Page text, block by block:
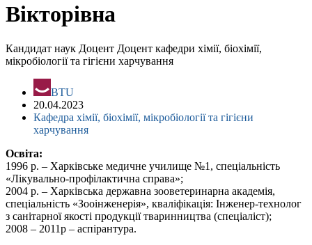
Вікторівна
Кандидат наук Доцент Доцент кафедри хімії, біохімії,
мікробіології та гігієни харчування
BTU
20.04.2023
Кафедра хімії, біохімії, мікробіології та гігієни
харчування
Освіта:
1996 р. – Харківське медичне училище №1, спеціальність
«Лікувально-профілактична справа»;
2004 р. – Харківська державна зооветеринарна академія,
спеціальність «Зооінженерія», кваліфікація: Інженер-технолог
з санітарної якості продукції тваринництва (спеціаліст);
2008 – 2011р – аспірантура.